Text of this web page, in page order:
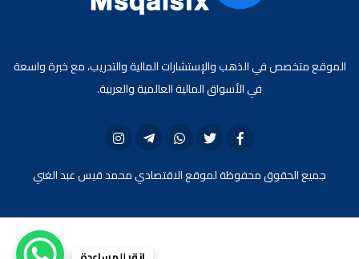
الموقع متخصص في الذهب والإستشارات المالية والتدريب، مع خبرة واسعة
في الأسواق المالية العالمية والعربية.
جميع الحقوق محفوظة لموقع الاقتصادي محمد قيس عبد الغني